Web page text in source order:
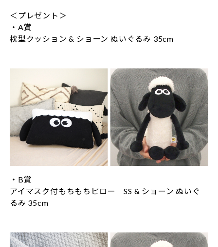
＜プレゼント＞
・A賞
枕型クッション & ショーン ぬいぐるみ 35cm
・B賞
アイマスク付もちもちピロー SS & ショーン ぬいぐ
るみ 35cm